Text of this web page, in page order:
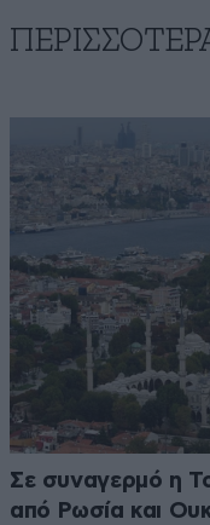
Σε συναγερμό η
από Ρωσία και